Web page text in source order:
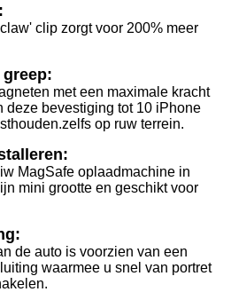
clip zorgt voor 200% meer
met een maximale kracht
deze bevestiging tot 10 iPhone
op ruw terrein.
MagSafe oplaadmachine in
mini grootte en geschikt voor
de auto is voorzien van een
waarmee u snel van portret